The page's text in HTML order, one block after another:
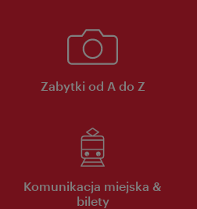
Zabytki od A do Z
Komunikacja miejska &
bilety